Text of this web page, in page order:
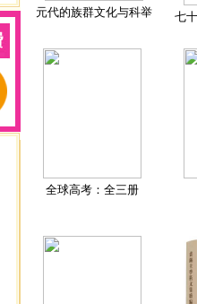
元代的族群文化与科举 七
全球高考：全三册